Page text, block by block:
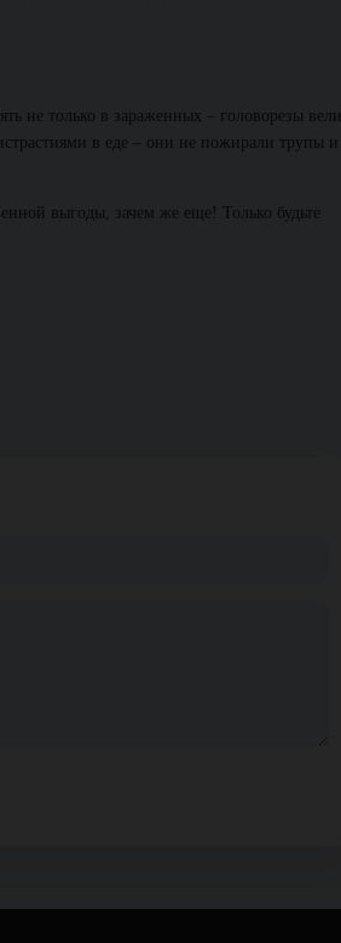
не только в зараженных – головорезы вели
в еде – они не пожирали трупы и
выгоды, зачем же еще! Только будьте